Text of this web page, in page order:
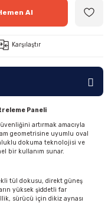
Al
Karşılaştır
Paneli
artırmak amacıyla
geometrisine uyumlu oval
dokuma teknolojisi ve
bir kullanım sunar.
tül dokusu, direkt güneş
yüksek şiddetli far
sürücü için dikiz aynası